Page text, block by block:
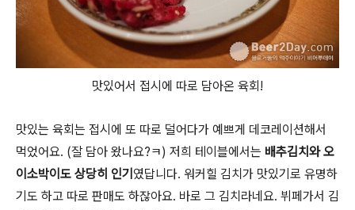
맛있어서 접시에 따로 담아온 육회!
맛있는 육회는 접시에 또 따로 덜어다가 예쁘게 데코레이션해서
먹었어요. (잘 담아 왔나요?ㅋ) 저희 테이블에서는 배추김치와 오
이소박이도 상당히 인기 였답니다. 워커힐 김치가 맛있기로 유명하
기도 하고 따로 판매도 하잖아요. 바로 그 김치라네요. 뷔페가서 김